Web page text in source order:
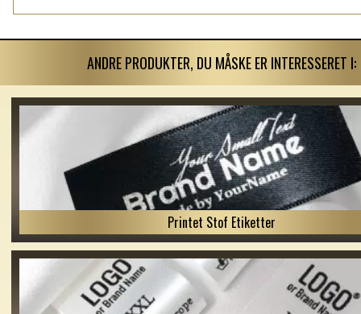
ANDRE PRODUKTER, DU MÅSKE ER INTERESSERET I:
Printet Stof Etiketter